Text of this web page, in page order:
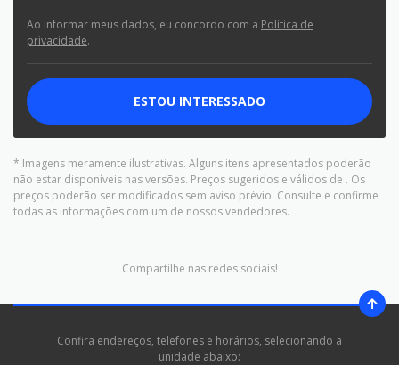
Ao informar meus dados, eu concordo com a Política de
privacidade.
ESTOU INTERESSADO
* Imagens meramente ilustrativas. Alguns itens apresentados poderão
não estar disponíveis nas versões. Preços sugeridos e válidos de . Os
preços poderão ser modificados sem aviso prévio. Consulte e confirme
todas as informações com um de nossos vendedores.
Compartilhe nas redes sociais!
Confira endereços, telefones e horários, selecionando a
unidade abaixo: